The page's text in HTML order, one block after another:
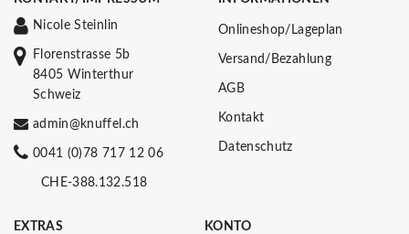
Nicole Steinlin
Florenstrasse 5b
8405 Winterthur
Schweiz
admin@knuffel.ch
0041 (0)78 717 12 06
CHE-388.132.518
Onlineshop/Lageplan
Versand/Bezahlung
AGB
Kontakt
Datenschutz
EXTRAS KONTO